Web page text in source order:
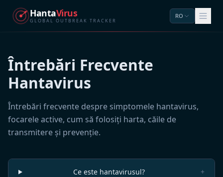
HantaVirus
GLOBAL OUTBREAK TRACKER
RO
Întrebări Frecvente
Hantavirus
Întrebări frecvente despre simptomele hantavirus,
focarele active, cum să folosiți harta, căile de
transmitere și prevenție.
Ce este hantavirusul? +